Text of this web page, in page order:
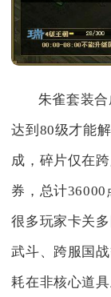
朱雀套装
达到80级才能
成，碎片仅在
券，总计36000
很多玩家卡关
武斗、跨服国
耗在非核心道具